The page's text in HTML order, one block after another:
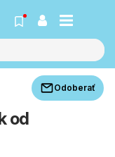
Odoberať
od